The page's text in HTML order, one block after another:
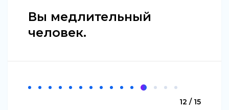
Вы медлительный
человек.
12 / 15